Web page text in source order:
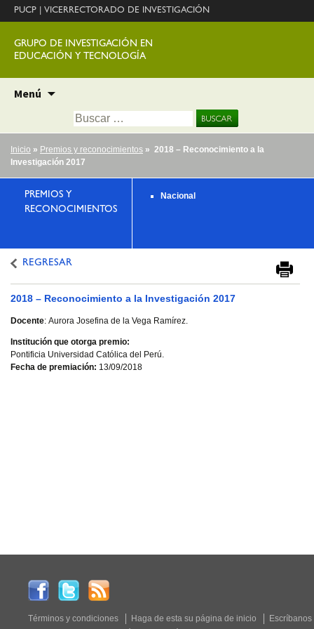
PUCP VICERRECTORADO DE INVESTIGACIÓN
GRUPO DE INVESTIGACIÓN EN
EDUCACIÓN Y TECNOLOGÍA
Menú
contenido
Buscar:
Inicio » Premios y reconocimientos » 2018 – Reconocimiento a la
Investigación 2017
PREMIOS Y
RECONOCIMIENTOS
Nacional
REGRESAR
2018 – Reconocimiento a la Investigación 2017
Docente: Aurora Josefina de la Vega Ramírez.
Institución que otorga premio:
Pontificia Universidad Católica del Perú.
Fecha de premiación: 13/09/2018
Términos y condiciones Haga de esta su página de inicio
Escríbanos